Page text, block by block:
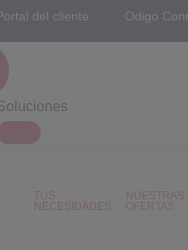
del cliente Odigo
TUS
NECESIDADES
NUESTRAS
OFERTAS